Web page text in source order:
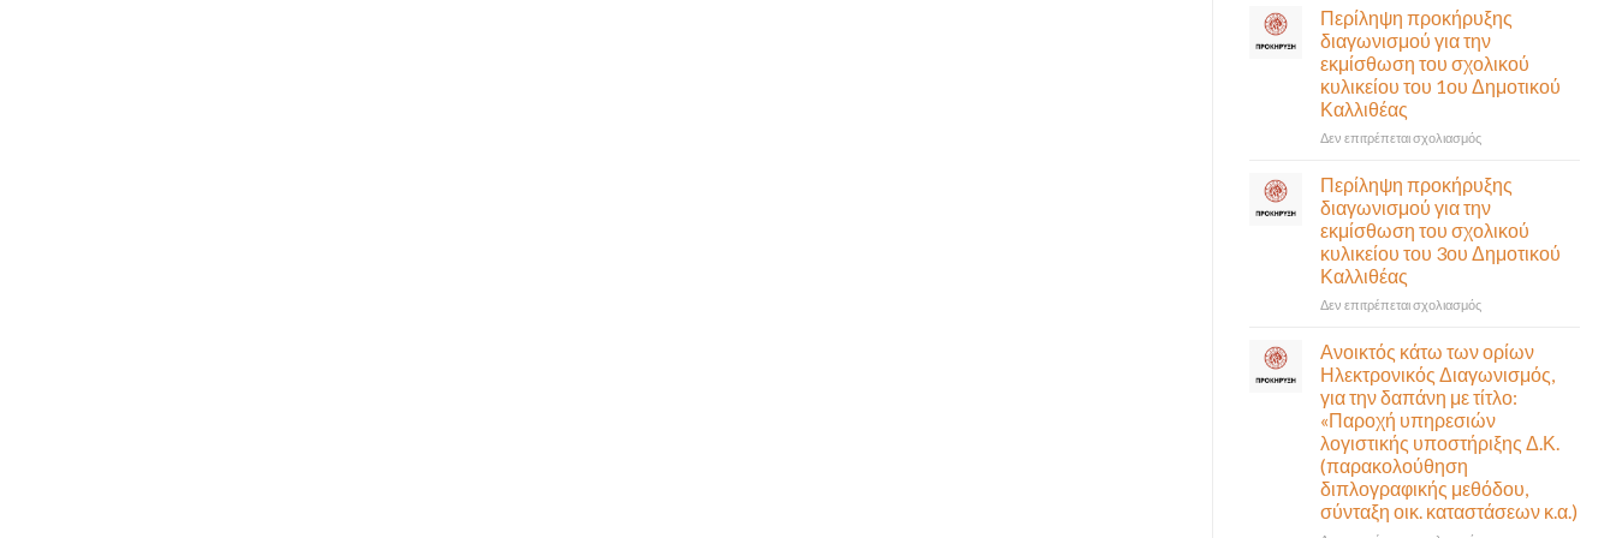
αναγκαίο
και
σημαντικό
έργο
υποδομής
σε
έκτακτη
συνεδρίαση
της
Δημοτικής
δια
ζώσης
(στην
αίθουσα
&
τηλεδιάσκεψη
(μικτή
συνεδρίαση),
την
Πέμπτη
06
Αυγούστου
&
ώρα
Περίληψη προκήρυξης
διαγωνισμού για την
εκμίσθωση του σχολικού
κυλικείου του 1ου Δημοτικού
Καλλιθέας
Δεν επιτρέπεται σχολιασμόςστο
προκήρυξης
διαγωνισμού
για
την
εκμίσθωση
1ου
Δημοτικού
Καλλιθέας
Περίληψη προκήρυξης
διαγωνισμού για την
εκμίσθωση του σχολικού
κυλικείου του 3ου Δημοτικού
Καλλιθέας
Δεν επιτρέπεται σχολιασμόςστο
προκήρυξης
διαγωνισμού
για
την
εκμίσθωση
του
κυλικείου
του
Ανοικτός κάτω των ορίων
Ηλεκτρονικός Διαγωνισμός,
για την δαπάνη με τίτλο:
«Παροχή υπηρεσιών
λογιστικής υποστήριξης Δ.Κ.
(παρακολούθηση
διπλογραφικής μεθόδου,
σύνταξη οικ. καταστάσεων κ.α.)